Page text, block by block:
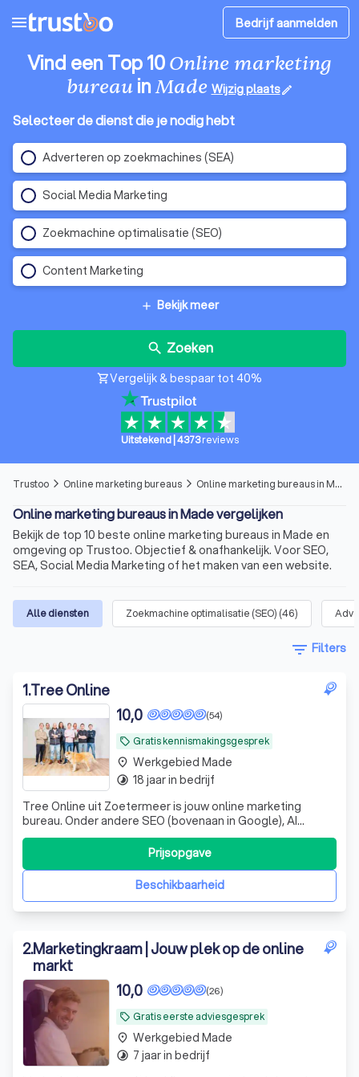
menu Bedrijf aanmelden
Vind een Top 10Online marketing
bureauinMade Wijzig plaatsedit
Selecteer de dienst die je nodig hebt
Adverteren op zoekmachines (SEA)
Social Media Marketing
Zoekmachine optimalisatie (SEO)
Content Marketing
add Bekijk meer
search Zoeken
shopping_cartVergelijk & bespaar tot 40%
Uitstekend| 4373 reviews
Trustoo arrow_forward_ios Online marketing bureaus arrow_forward_ios Online marketing bureaus in Made
Online marketing bureaus in Made vergelijken
Bekijk de top 10 beste online marketing bureaus in Made en
omgeving op Trustoo. Objectief & onafhankelijk. Voor SEO,
SEA, Social Media Marketing of het maken van een website.
Alle diensten Zoekmachine optimalisatie (SEO) (46)
filter_list Filters
1.Tree Online
local_offer Gratis kennismakingsgesprek
(54)
10,0
Tree Online uit Zoetermeer is jouw online marketing
bureau. Onder andere SEO (bovenaan in Google), AI
marketing, Google Ads, Social Media, Amazon marketing
en conversie optimalisatie.
Beschikbaarheid
Prijsopgave
place Werkgebied Made
timelapse 18 jaar in bedrijf
2.Marketingkraam | Jouw plek op de online
markt
local_offer Gratis eerste adviesgesprek
(26)
10,0
place Werkgebied Made
timelapse 7 jaar in bedrijf